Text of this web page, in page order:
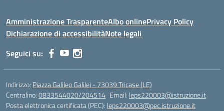
Amministrazione TrasparenteAlbo onlinePrivacy Policy
Dichiarazione di accessibilitàNote legali
Seguici su:
Indirizzo: Piazza Galileo Galilei - 73039 Tricase (LE)
Centralino:0833544020/204514 Email: leps220003@istruzione.it
Posta elettronica certificata (PEC): leps220003@pec.istruzione.it